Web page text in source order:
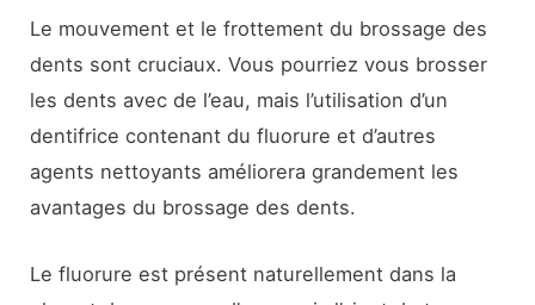
Le mouvement et le frottement du brossage des
dents sont cruciaux. Vous pourriez vous brosser
les dents avec de l’eau, mais l’utilisation d’un
dentifrice contenant du fluorure et d’autres
agents nettoyants améliorera grandement les
avantages du brossage des dents.
Le fluorure est présent naturellement dans la